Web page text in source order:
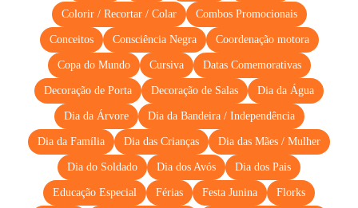
Colorir / Recortar / Colar Combos Promocionais
Conceitos Consciência Negra Coordenação motora
Copa do Mundo Cursiva Datas Comemorativas
Decoração de Porta Decoração de Salas Dia da Água
Dia da Árvore Dia da Bandeira / Independência
Dia da Família Dia das Crianças Dia das Mães / Mulher
Dia do Soldado Dia dos Avós Dia dos Pais
Educação Especial Férias Festa Junina Florks